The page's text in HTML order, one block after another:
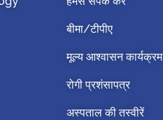
बीमा/टीपीए
मूल्य आश्वासन कार्यक्रम
रोगी प्रशंसापत्र
अस्पताल की तस्वीरें